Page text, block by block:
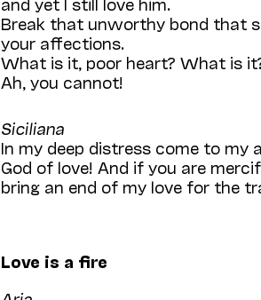
Break that unworthy bond that
your affections.
What is it, poor heart? What is
Ah, you cannot!
Siciliana
In my deep distress come to my
God of love! And if you are
bring an end of my love for the
Love is a fire